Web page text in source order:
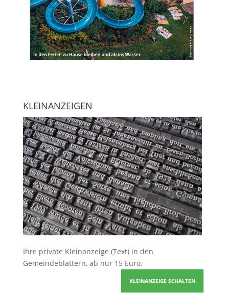
KLEINANZEIGEN
Ihre private Kleinanzeige (Text) in den
Gemeindeblättern, ab nur 15 Euro.
KLEINANZEIGE SCHALTEN